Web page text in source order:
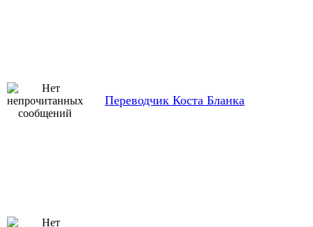
Переводчик Коста Бланка